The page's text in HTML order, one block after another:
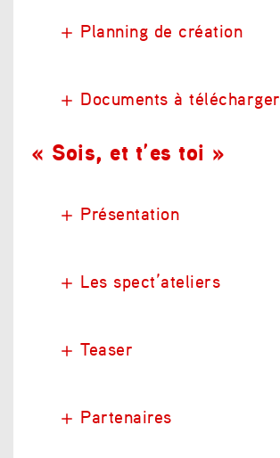
Planning de création
Documents à télécharger
« Sois, et t’es toi »
Présentation
Les spect’ateliers
Teaser
Partenaires